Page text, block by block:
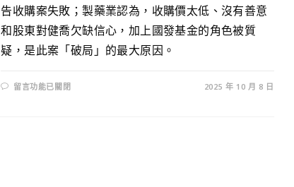
告收購案失敗；製藥業認為，收購價太低、沒有善意
和股東對健喬欠缺信心，加上國發基金的角色被質
疑，是此案「破局」的最大原因。
留言功能已關閉 2025 年 10 月 8 日